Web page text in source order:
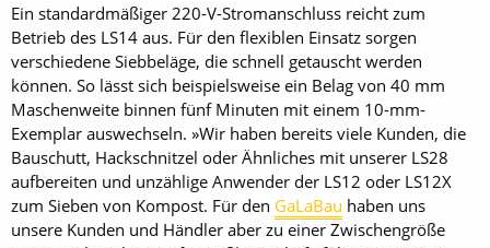
Ein standardmäßiger 220-V-Stromanschluss reicht zum
Betrieb des LS14 aus. Für den flexiblen Einsatz sorgen
verschiedene Siebbeläge, die schnell getauscht werden
können. So lässt sich beispielsweise ein Belag von 40 mm
Maschenweite binnen fünf Minuten mit einem 10-mm-
Exemplar auswechseln. »Wir haben bereits viele Kunden, die
Bauschutt, Hackschnitzel oder Ähnliches mit unserer LS28
aufbereiten und unzählige Anwender der LS12 oder LS12X
zum Sieben von Kompost. Für den GaLaBau haben uns
unsere Kunden und Händler aber zu einer Zwischengröße